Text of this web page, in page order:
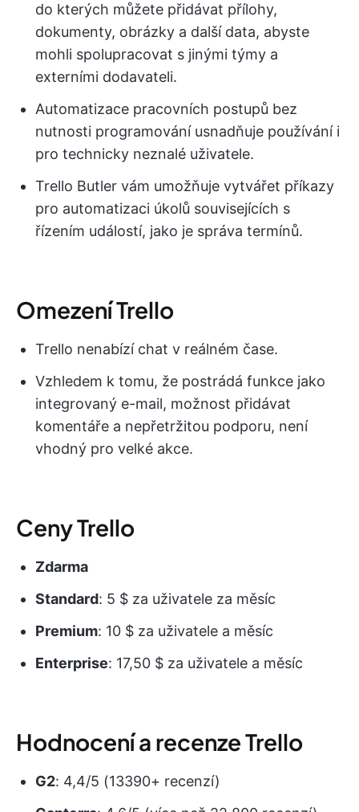
do kterých můžete přidávat přílohy,
dokumenty, obrázky a další data, abyste
mohli spolupracovat s jinými týmy a
externími dodavateli.
Automatizace pracovních postupů bez
nutnosti programování usnadňuje používání i
pro technicky neznalé uživatele.
Trello Butler vám umožňuje vytvářet příkazy
pro automatizaci úkolů souvisejících s
řízením událostí, jako je správa termínů.
Omezení Trello
Trello nenabízí chat v reálném čase.
Vzhledem k tomu, že postrádá funkce jako
integrovaný e-mail, možnost přidávat
komentáře a nepřetržitou podporu, není
vhodný pro velké akce.
Ceny Trello
Zdarma
Standard: 5 $ za uživatele za měsíc
Premium: 10 $ za uživatele a měsíc
Enterprise: 17,50 $ za uživatele a měsíc
Hodnocení a recenze Trello
G2: 4,4/5 (13390+ recenzí)